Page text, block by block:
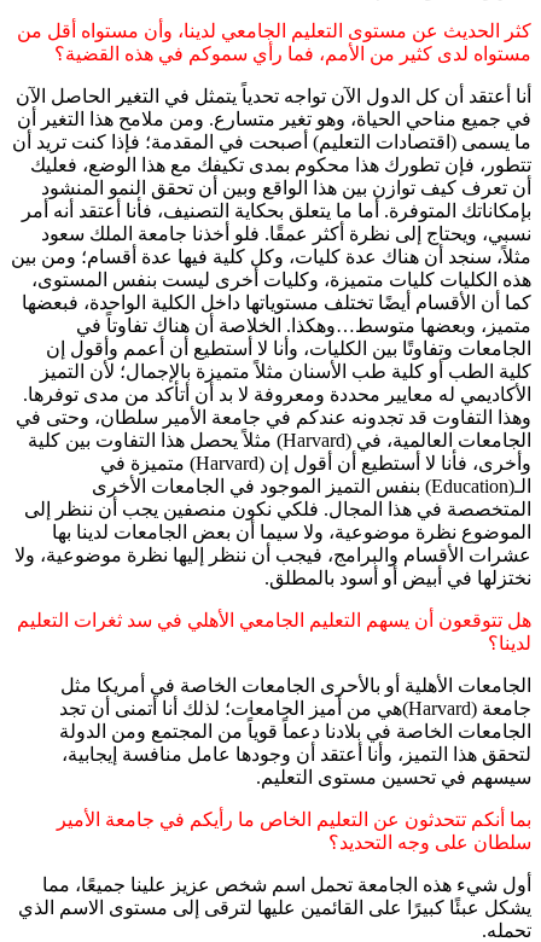
كثر الحديث عن مستوى التعليم الجامعي لدينا، وأن مستواه أقل من
مستواه لدى كثير من الأمم، فما رأي سموكم في هذه القضية؟
أنا أعتقد أن كل الدول الآن تواجه تحدياً يتمثل في التغير الحاصل الآن
في جميع مناحي الحياة، وهو تغير متسارع. ومن ملامح هذا التغير أن
ما يسمى (اقتصادات التعليم) أصبحت في المقدمة؛ فإذا كنت تريد أن
تتطور، فإن تطورك هذا محكوم بمدى تكيفك مع هذا الوضع، فعليك
أن تعرف كيف توازن بين هذا الواقع وبين أن تحقق النمو المنشود
بإمكاناتك المتوفرة. أما ما يتعلق بحكاية التصنيف، فأنا أعتقد أنه أمر
نسبي، ويحتاج إلى نظرة أكثر عمقًا. فلو أخذنا جامعة الملك سعود
مثلاً، سنجد أن هناك عدة كليات، وكل كلية فيها عدة أقسام؛ ومن بين
هذه الكليات كليات متميزة، وكليات أخرى ليست بنفس المستوى،
كما أن الأقسام أيضًا تختلف مستوياتها داخل الكلية الواحدة، فبعضها
متميز، وبعضها متوسط…وهكذا. الخلاصة أن هناك تفاوتاً في
الجامعات وتفاوتًا بين الكليات، وأنا لا أستطيع أن أعمم وأقول إن
كلية الطب أو كلية طب الأسنان مثلاً متميزة بالإجمال؛ لأن التميز
الأكاديمي له معايير محددة ومعروفة لا بد أن أتأكد من مدى توفرها.
وهذا التفاوت قد تجدونه عندكم في جامعة الأمير سلطان، وحتى في
الجامعات العالمية، في (Harvard) مثلاً يحصل هذا التفاوت بين كلية
وأخرى، فأنا لا أستطيع أن أقول إن (Harvard) متميزة في
الـ(Education) بنفس التميز الموجود في الجامعات الأخرى
المتخصصة في هذا المجال. فلكي نكون منصفين يجب أن ننظر إلى
الموضوع نظرة موضوعية، ولا سيما أن بعض الجامعات لدينا بها
عشرات الأقسام والبرامج، فيجب أن ننظر إليها نظرة موضوعية، ولا
نختزلها في أبيض أو أسود بالمطلق.
هل تتوقعون أن يسهم التعليم الجامعي الأهلي في سد ثغرات التعليم
لدينا؟
الجامعات الأهلية أو بالأحرى الجامعات الخاصة في أمريكا مثل
جامعة (Harvard)هي من أميز الجامعات؛ لذلك أنا أتمنى أن تجد
الجامعات الخاصة في بلادنا دعماً قوياً من المجتمع ومن الدولة
لتحقق هذا التميز، وأنا أعتقد أن وجودها عامل منافسة إيجابية،
سيسهم في تحسين مستوى التعليم.
بما أنكم تتحدثون عن التعليم الخاص ما رأيكم في جامعة الأمير
سلطان على وجه التحديد؟
أول شيء هذه الجامعة تحمل اسم شخص عزيز علينا جميعًا، مما
يشكل عبئًا كبيرًا على القائمين عليها لترقى إلى مستوى الاسم الذي
تحمله.